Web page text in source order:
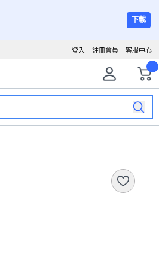
下載
客服中心
註冊會員
登入